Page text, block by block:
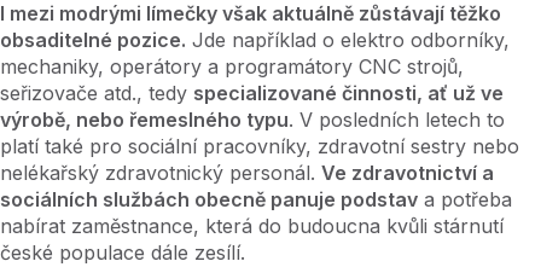
I mezi modrými límečky však aktuálně zůstávají těžko
obsaditelné pozice. Jde například o elektro odborníky,
mechaniky, operátory a programátory CNC strojů,
seřizovače atd., tedy specializované činnosti, ať už ve
výrobě, nebo řemeslného typu. V posledních letech to
platí také pro sociální pracovníky, zdravotní sestry nebo
nelékařský zdravotnický personál. Ve zdravotnictví a
sociálních službách obecně panuje podstav a potřeba
nabírat zaměstnance, která do budoucna kvůli stárnutí
české populace dále zesílí.